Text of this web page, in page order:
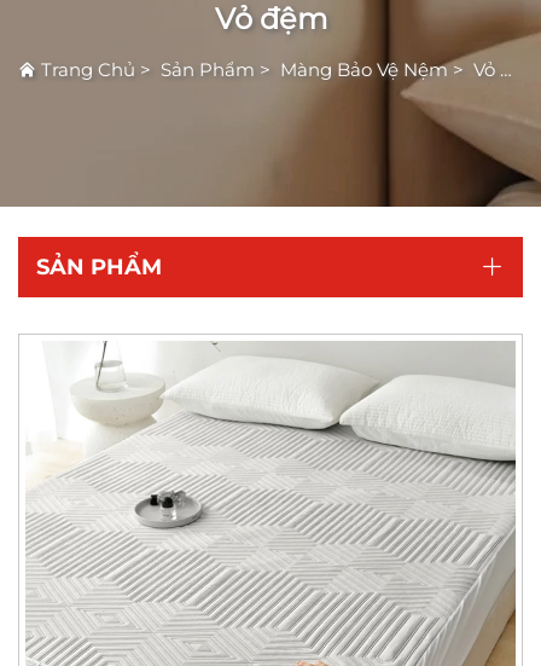
Vỏ đệm
Trang Chủ > Sản Phẩm > Màng Bảo Vệ Nệm> Vỏ đệm
SẢN PHẨM